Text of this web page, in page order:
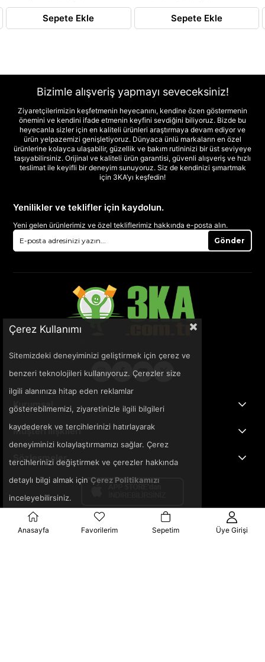
Sepete Ekle Sepete Ekle
Bizimle alışveriş yapmayı seveceksiniz!
Ziyaretçilerimizin keşfetmenin heyecanını, kendine özen göstermenin
önemini ve kendini ifade etmenin keyfini sevdiğini biliyoruz. Bizde bu
heyecanla sizler için en kaliteli ürünleri araştırmaya devam ediyor ve
ürün yelpazemizi genişletiyoruz. Dünyaca ünlü markaların en özel
ürünlerine kolayca ulaşabilir, güzellik ve bakım rutininizi bir üst seviyeye
taşıyabilirsiniz. Orijinal ve kaliteli ürün garantisi, güvenli alışveriş ve hızlı
teslimat ile keyifli bir deneyim sunuyoruz. Siz de kendinizi şımartmak
için 3KA’yı keşfedin!
Yenilikler ve teklifler için kaydolun.
Yeni gelen ürünlerimiz ve özel tekliflerimiz hakkında e-posta alın.
Gönder
Kurumsal
Müşteri İlişkileri
Sözleşmeler
Çerez Kullanımı
Sitemizdeki deneyiminizi geliştirmek için çerez ve
benzeri teknolojileri kullanıyoruz. Çerezler size
ilgili alanınıza hitap eden reklamlar
gösterebilmemizi, ziyaretinizle ilgili bilgileri
kaydederek ve tercihlerinizi hatırlayarak
deneyiminizi kolaylaştırmamızı sağlar. Çerez
tercihlerinizi değiştirmek ve çerezler hakkında
detaylı bilgi almak için Çerez Politikamızı
inceleyebilirsiniz.
Anasayfa Favorilerim Sepetim Üye Girişi